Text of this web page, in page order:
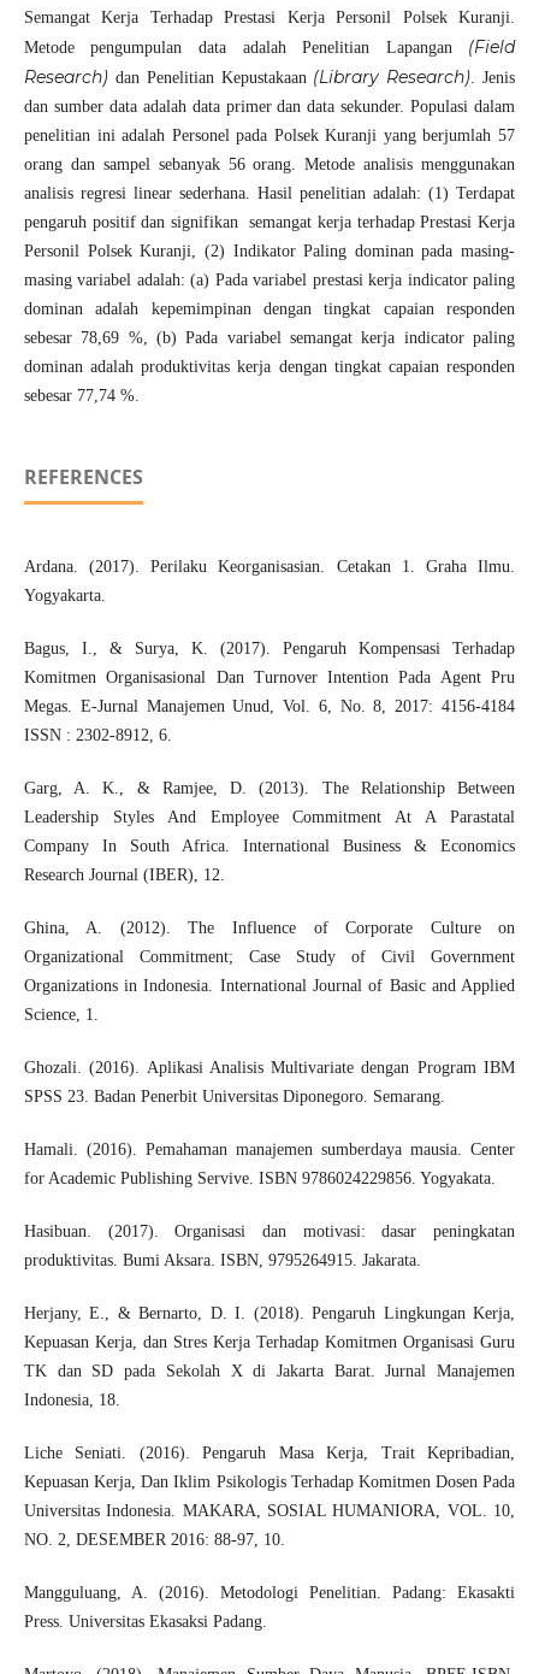
Semangat Kerja Terhadap Prestasi Kerja Personil Polsek Kuranji.
Metode pengumpulan data adalah Penelitian Lapangan (Field
Research) dan Penelitian Kepustakaan (Library Research). Jenis
dan sumber data adalah data primer dan data sekunder. Populasi dalam
penelitian ini adalah Personel pada Polsek Kuranji yang berjumlah 57
orang dan sampel sebanyak 56 orang. Metode analisis menggunakan
analisis regresi linear sederhana. Hasil penelitian adalah: (1) Terdapat
pengaruh positif dan signifikan semangat kerja terhadap Prestasi Kerja
Personil Polsek Kuranji, (2) Indikator Paling dominan pada masing-
masing variabel adalah: (a) Pada variabel prestasi kerja indicator paling
dominan adalah kepemimpinan dengan tingkat capaian responden
sebesar 78,69 %, (b) Pada variabel semangat kerja indicator paling
dominan adalah produktivitas kerja dengan tingkat capaian responden
sebesar 77,74 %.
REFERENCES
Ardana. (2017). Perilaku Keorganisasian. Cetakan 1. Graha Ilmu.
Yogyakarta.
Bagus, I., & Surya, K. (2017). Pengaruh Kompensasi Terhadap
Komitmen Organisasional Dan Turnover Intention Pada Agent Pru
Megas. E-Jurnal Manajemen Unud, Vol. 6, No. 8, 2017: 4156-4184
ISSN : 2302-8912, 6.
Garg, A. K., & Ramjee, D. (2013). The Relationship Between
Leadership Styles And Employee Commitment At A Parastatal
Company In South Africa. International Business & Economics
Research Journal (IBER), 12.
Ghina, A. (2012). The Influence of Corporate Culture on
Organizational Commitment; Case Study of Civil Government
Organizations in Indonesia. International Journal of Basic and Applied
Science, 1.
Ghozali. (2016). Aplikasi Analisis Multivariate dengan Program IBM
SPSS 23. Badan Penerbit Universitas Diponegoro. Semarang.
Hamali. (2016). Pemahaman manajemen sumberdaya mausia. Center
for Academic Publishing Servive. ISBN 9786024229856. Yogyakata.
Hasibuan. (2017). Organisasi dan motivasi: dasar peningkatan
produktivitas. Bumi Aksara. ISBN, 9795264915. Jakarata.
Herjany, E., & Bernarto, D. I. (2018). Pengaruh Lingkungan Kerja,
Kepuasan Kerja, dan Stres Kerja Terhadap Komitmen Organisasi Guru
TK dan SD pada Sekolah X di Jakarta Barat. Jurnal Manajemen
Indonesia, 18.
Liche Seniati. (2016). Pengaruh Masa Kerja, Trait Kepribadian,
Kepuasan Kerja, Dan Iklim Psikologis Terhadap Komitmen Dosen Pada
Universitas Indonesia. MAKARA, SOSIAL HUMANIORA, VOL. 10,
NO. 2, DESEMBER 2016: 88-97, 10.
Mangguluang, A. (2016). Metodologi Penelitian. Padang: Ekasakti
Press. Universitas Ekasaksi Padang.